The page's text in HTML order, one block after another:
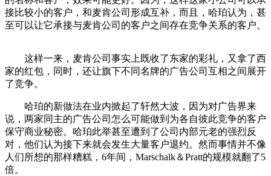
接比较小的客户，和麦肯公司形成互补，而且，哈珀认为，甚
至可以让它承接与麦肯公司的客户之间存在竞争关系的客户。
这样一来，麦肯公司事实上既收了东家的彩礼，又拿了西
家的红包，同时，还让旗下不同名牌的广告公司互相之间展开
了竞争。
哈珀的新做法在业内掀起了轩然大波，因为对广告界来
说，两家同主的广告公司怎么可能做到为各自彼此竞争的客户
保守商业秘密。哈珀此举甚至遭到了公司内部元老的强烈反
对，他们认为接下来就会发生大量客户退约。然而事情并不像
人们所想的那样糟糕，6年间，Marschalk＆Pratt的规模就翻了5
倍。